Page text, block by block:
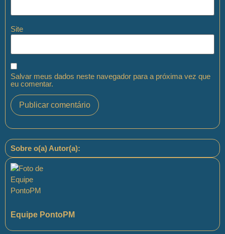
Site
Salvar meus dados neste navegador para a próxima vez que
eu comentar.
Sobre o(a) Autor(a):
Equipe PontoPM